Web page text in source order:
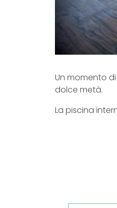
Un momento
dolce metà.
La piscina